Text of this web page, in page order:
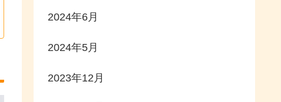
2024年6月
2024年5月
2023年12月